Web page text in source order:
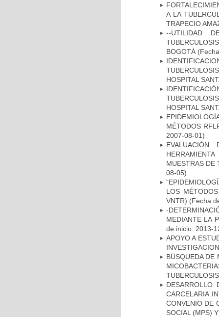
A LA
TRAPECIO
--UTILIDAD
BOGOTÁ
HOSPITAL
HOSPITAL
MÉTODOS
2007-08-01)
MUESTRAS DE
08-05)
LOS
VNTR) (Fecha
-
MEDIANTE LA
de inicio: 2013-
APOYO A
BÚSQUEDA DE
CARCELARIA
CONVENIO DE
SOCIAL (MPS)